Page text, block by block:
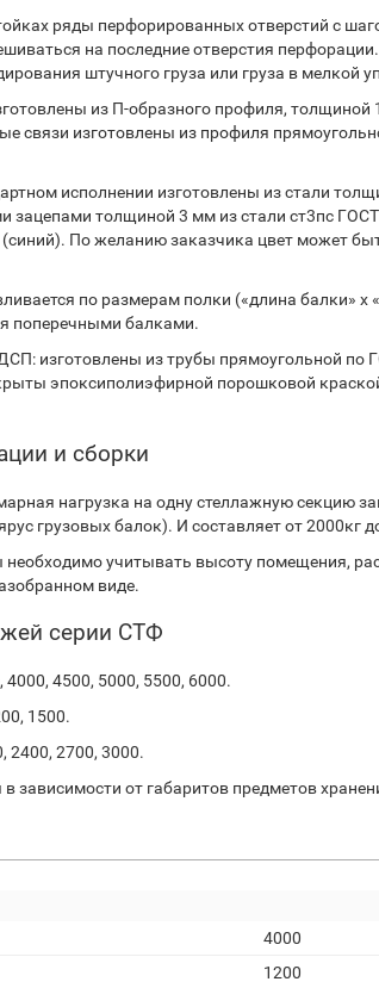
ряды перфорированных отверстий с
на последние отверстия
штучного груза или груза в мелкой
из П-образного профиля, толщиной
связи изготовлены из профиля
исполнении изготовлены из стали
зацепами толщиной 3 мм из стали ст3пс
По желанию заказчика цвет может
по размерам полки («длина балки» х
поперечными балками.
изготовлены из трубы прямоугольной по
эпоксиполиэфирной порошковой
и сборки
нагрузка на одну стеллажную секцию
грузовых балок). И составляет от 2000кг
учитывать высоту помещения,
виде.
серии СТФ
4500, 5000, 5500, 6000.
1500.
2400, 2700, 3000.
зависимости от габаритов предметов
4000
1200